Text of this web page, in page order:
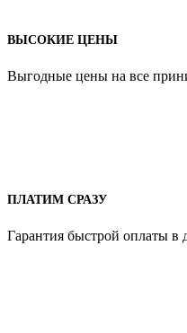
ВЫСОКИЕ ЦЕНЫ
Выгодные цены на все
ПЛАТИМ СРАЗУ
Гарантия быстрой оплаты в